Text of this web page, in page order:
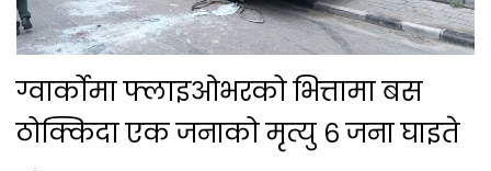
ग्वार्कोमा फ्लाइओभरको भित्तामा बस
ठोक्किदा एक जनाको मृत्यु ६ जना घाइते